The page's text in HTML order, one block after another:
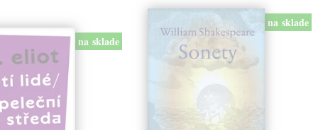
na sklade
na sklade